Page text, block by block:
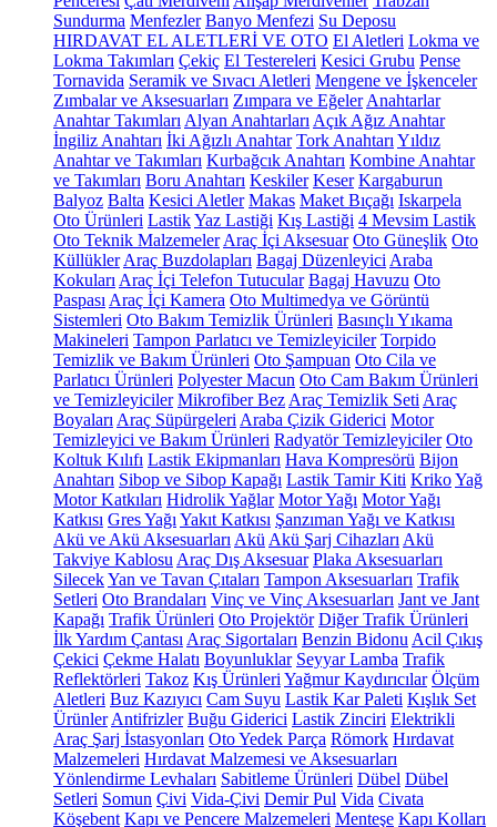
Sundurma Menfezler Banyo Menfezi Su Deposu
HIRDAVAT EL ALETLERİ VE OTO El Aletleri Lokma ve
Lokma Takımları Çekiç El Testereleri Kesici Grubu Pense
Tornavida Seramik ve Sıvacı Aletleri Mengene ve İşkenceler
Zımbalar ve Aksesuarları Zımpara ve Eğeler Anahtarlar
Anahtar Takımları Alyan Anahtarları Açık Ağız Anahtar
İngiliz Anahtarı İki Ağızlı Anahtar Tork Anahtarı Yıldız
Anahtar ve Takımları Kurbağcık Anahtarı Kombine Anahtar
ve Takımları Boru Anahtarı Keskiler Keser Kargaburun
Balyoz Balta Kesici Aletler Makas Maket Bıçağı Iskarpela
Oto Ürünleri LastikYaz Lastiği Kış Lastiği 4 Mevsim Lastik
Oto Teknik Malzemeler Araç İçi Aksesuar Oto Güneşlik Oto
Küllükler Araç Buzdolapları Bagaj Düzenleyici Araba
Kokuları Araç İçi Telefon Tutucular Bagaj Havuzu Oto
Paspası Araç İçi Kamera Oto Multimedya ve Görüntü
Sistemleri Oto Bakım Temizlik Ürünleri Basınçlı Yıkama
Makineleri Tampon Parlatıcı ve Temizleyiciler Torpido
Temizlik ve Bakım Ürünleri Oto Şampuan Oto Cila ve
Parlatıcı Ürünleri Polyester Macun Oto Cam Bakım Ürünleri
ve Temizleyiciler Mikrofiber Bez Araç Temizlik Seti Araç
Boyaları Araç Süpürgeleri Araba Çizik Giderici Motor
Temizleyici ve Bakım Ürünleri Radyatör Temizleyiciler Oto
Koltuk Kılıfı Lastik Ekipmanları Hava Kompresörü Bijon
Anahtarı Sibop ve Sibop Kapağı Lastik Tamir Kiti KrikoYağ
Motor Katkıları Hidrolik Yağlar Motor Yağı Motor Yağı
Katkısı Gres Yağı Yakıt Katkısı Şanzıman Yağı ve Katkısı
Akü ve Akü Aksesuarları Akü Akü Şarj Cihazları Akü
Takviye Kablosu Araç Dış Aksesuar Plaka Aksesuarları
SilecekYan ve Tavan Çıtaları Tampon Aksesuarları Trafik
Setleri Oto Brandaları Vinç ve Vinç Aksesuarları Jant ve Jant
Kapağı Trafik Ürünleri Oto Projektör Diğer Trafik Ürünleri
İlk Yardım Çantası Araç Sigortaları Benzin Bidonu Acil Çıkış
Çekici Çekme Halatı Boyunluklar Seyyar Lamba Trafik
Reflektörleri Takoz Kış Ürünleri Yağmur Kaydırıcılar Ölçüm
Aletleri Buz Kazıyıcı Cam Suyu Lastik Kar Paleti Kışlık Set
Ürünler Antifrizler Buğu Giderici Lastik Zinciri Elektrikli
Araç Şarj İstasyonları Oto Yedek Parça Römork Hırdavat
Malzemeleri Hırdavat Malzemesi ve Aksesuarları
Yönlendirme Levhaları Sabitleme Ürünleri Dübel Dübel
Setleri Somun Çivi Vida-Çivi Demir Pul Vida Civata
Köşebent Kapı ve Pencere Malzemeleri Menteşe Kapı Kolları